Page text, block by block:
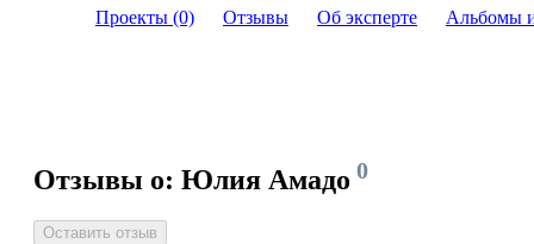
Проекты (0) Отзывы Об эксперте Альбомы
Отзывы о: Юлия Амадо 0
Оставить отзыв